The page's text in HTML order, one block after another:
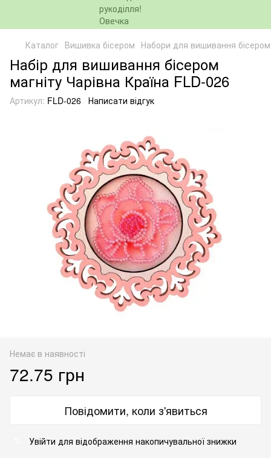
Каталог Вишивка бісером Набори для вишивання бісером
Набір для вишивання бісером
магніту Чарівна Країна FLD-026
Артикул: FLD-026 Написати відгук
Немає в наявності
72.75 грн
Повідомити, коли з'явиться
Увійти для відображення накопичувальної знижки